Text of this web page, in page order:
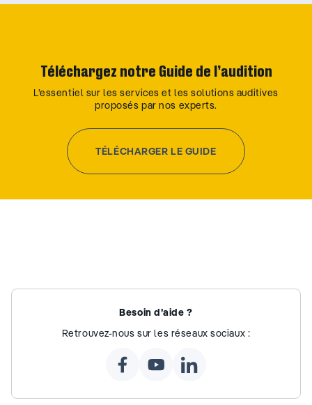
Téléchargez notre Guide de l’audition
L’essentiel sur les services et les solutions auditives
proposés par nos experts.
TÉLÉCHARGER LE GUIDE
Besoin d’aide ?
Retrouvez-nous sur les réseaux sociaux :